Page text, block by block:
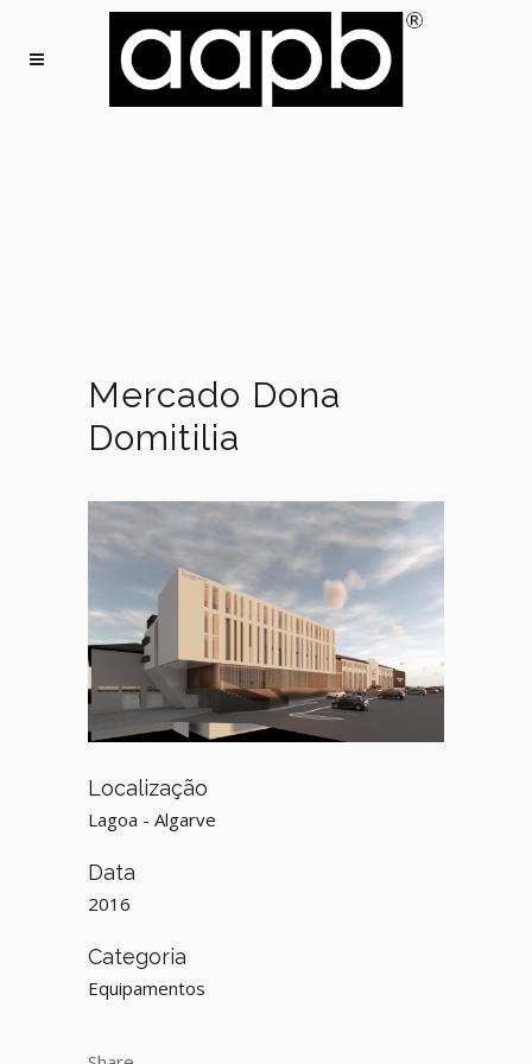
Mercado Dona
Domitilia
Localização
Lagoa - Algarve
Data
2016
Categoria
Equipamentos